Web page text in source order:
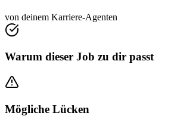
von deinem Karriere-Agenten
Warum dieser Job zu dir passt
Mögliche Lücken